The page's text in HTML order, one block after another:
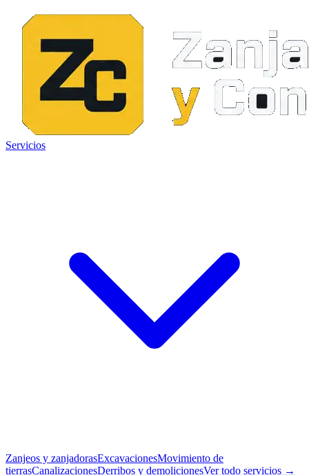
Servicios
Zanjeos y zanjadorasExcavacionesMovimiento de
tierrasCanalizacionesDerribos y demolicionesVer todo servicios →